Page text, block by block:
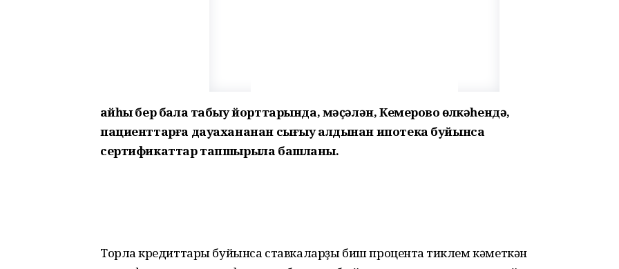
Ҡайһы бер бала табыу йорттарында, мәҫәлән, Кемерово өлкәһендә,
пациенттарға дауахананан сығыу алдынан ипотека буйынса
сертификаттар тапшырыла башланы.
Торлаҡ кредиттары буйынса ставкаларҙы биш процентҡа тиклем кәметкән